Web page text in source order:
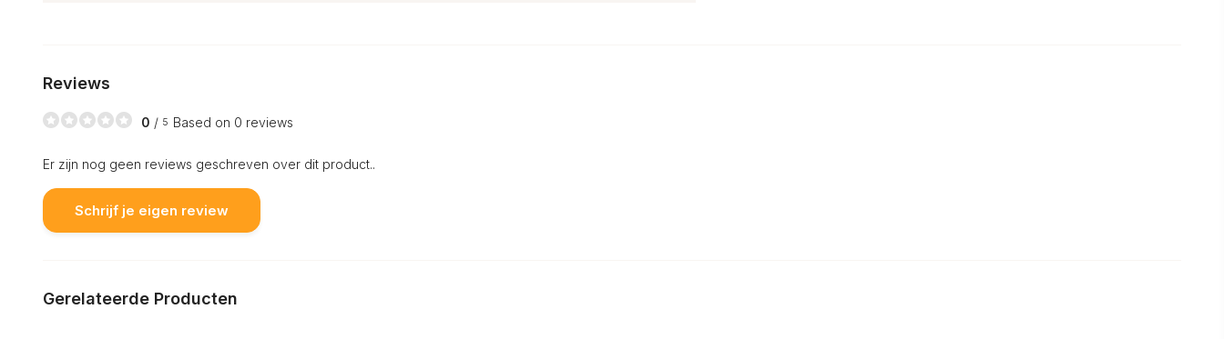
Reviews
0 / 5 Based on 0 reviews
Er zijn nog geen reviews geschreven over dit product..
Schrijf je eigen review
Gerelateerde Producten